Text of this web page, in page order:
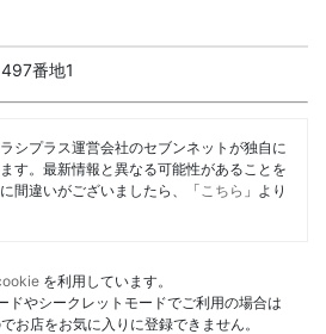
番地1
シプラス運営会社のセブンネットが独自に
す。最新情報と異なる可能性があることを
間違いがございましたら、「 こちら 」より
を利用しています。
ドやシークレットモードでご利用の場合は
お店をお気に入りに登録できません。